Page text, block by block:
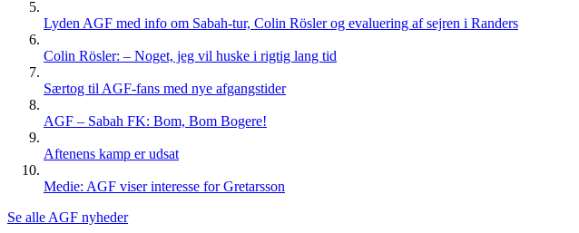
Lyden AGF med info om Sabah-tur, Colin Rösler og evaluering af sejren i Randers
Colin Rösler: – Noget, jeg vil huske i rigtig lang tid
Særtog til AGF-fans med nye afgangstider
AGF – Sabah FK: Bom, Bom Bogere!
Aftenens kamp er udsat
Medie: AGF viser interesse for Gretarsson
Se alle AGF nyheder